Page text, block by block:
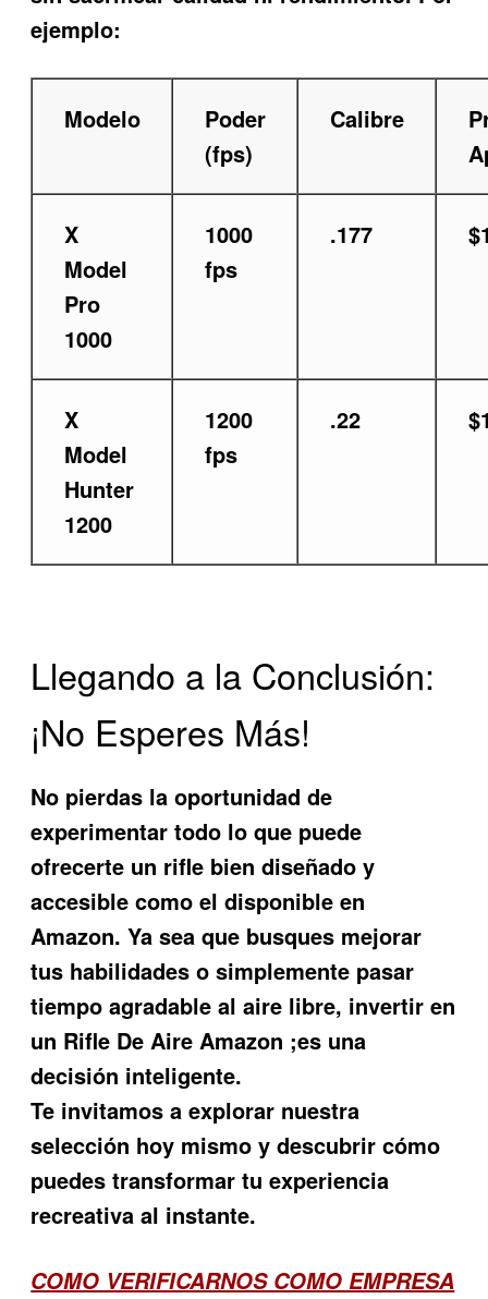
ejemplo:
Modelo
Poder
(fps)
Calibre
X
Model
Pro
1000
1000
fps
.177
X
Model
Hunter
1200
1200
fps
.22
Llegando a la Conclusión:
¡No Esperes Más!
No pierdas la oportunidad de
experimentar todo lo que puede
ofrecerte un rifle bien diseñado y
accesible como el disponible en
Amazon. Ya sea que busques mejorar
tus habilidades o simplemente pasar
tiempo agradable al aire libre, invertir en
un Rifle De Aire Amazon ;es una
decisión inteligente.
Te invitamos a explorar nuestra
selección hoy mismo y descubrir cómo
puedes transformar tu experiencia
recreativa al instante.
COMO VERIFICARNOS COMO EMPRESA